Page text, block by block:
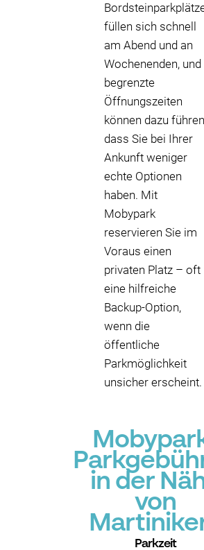
füllen sich schnell
am Abend und an
Wochenenden, und
begrenzte
Öffnungszeiten
können dazu
dass Sie bei Ihrer
Ankunft weniger
echte Optionen
haben. Mit
Mobypark
reservieren Sie im
Voraus einen
privaten Platz – oft
eine hilfreiche
Backup-Option,
wenn die
öffentliche
Parkmöglichkeit
unsicher erscheint.
in der
von
Parkzeit